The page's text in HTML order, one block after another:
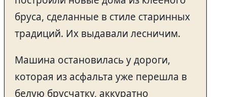
бруса, сделанные в стиле старинных
традиций. Их выдавали лесничим.
Машина остановилась у дороги,
которая из асфальта уже перешла в
белую брусчатку, аккуратно